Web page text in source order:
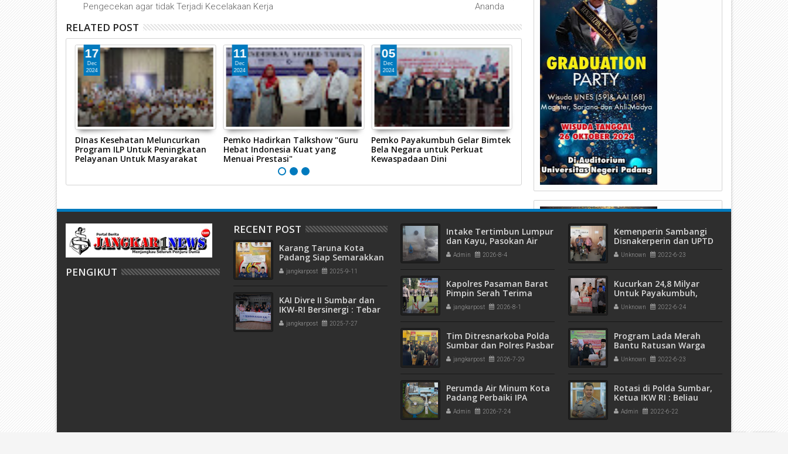
Pengecekan agar tidak Terjadi Kecelakaan Kerja
Ananda
RELATED POST
17
Dec
2024
DInas Kesehatan Meluncurkan
Program ILP Untuk Peningkatan
Pelayanan Untuk Masyarakat
11
Dec
2024
Pemko Hadirkan Talkshow "Guru
Hebat Indonesia Kuat yang
Menuai Prestasi"
05
Dec
2024
Pemko Payakumbuh Gelar Bimtek
Bela Negara untuk Perkuat
Kewaspadaan Dini
20
Pemko Payakumbuh Kembali
Menggelar Pasar Murah di Pasar
Pd.Kaduduk
PENGIKUT
RECENT POST
Karang Taruna Kota
Padang Siap Semarakkan
HUT ke-65 : Dari
Lapangan Hijau hingga
jangkarpost 2025-9-11
KAI Divre II Sumbar dan
IKW-RI Bersinergi : Tebar
Kepedulian Sosial Untuk
Panti Asuhan
jangkarpost 2025-7-27
Intake Tertimbun Lumpur
dan Kayu, Pasokan Air
Bersih di Kota Padang
Terganggu
Admin 2026-8-4
Kapolres Pasaman Barat
Pimpin Serah Terima
Jabatan PJU Polres dan
Kapolsek Sungai Beremas
jangkarpost 2026-8-1
Tim Ditresnarkoba Polda
Sumbar dan Polres Pasbar
Gagalkan Peredaran
Narkotika, 30 Paket Ganja
jangkarpost 2026-7-29
Perumda Air Minum Kota
Padang Perbaiki IPA
Gunung Pangilun, 25 Ribu
Pelanggan Terdampak
Admin 2026-7-24
Kemenperin Sambangi
Disnakerperin dan UPTD
P3R Kota Payakumbuh
Unknown 2022-6-23
Kucurkan 24,8 Milyar
Untuk Payakumbuh,
Gubernur: Mari Kita
Sukseskan Tol Sumbar-
Unknown 2022-6-24
Program Lada Merah
Bantu Ratusan Warga
Tak Mampu Di
Kecamatan Latina
Unknown 2022-6-23
Rotasi di Polda Sumbar,
Ketua IKW RI : Beliau
Dekat Pada Awak Media
Admin 2022-6-22